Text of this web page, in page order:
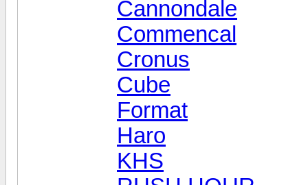
Cannondale
Commencal
Cronus
Cube
Format
Haro
KHS